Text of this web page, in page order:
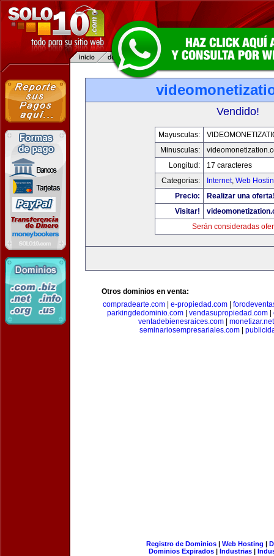
Vendido!
Mayusculas:
Minusculas:
Longitud:
17 caracteres
Categorias:
Internet, Web
Precio:
Realizar una
Visitar!
Serán consideradas
Otros dominios en venta:
compradearte.com
e-propiedad.com
parkingdedominio.com| vendasupropiedad.com|
ventadebienesraices.com
monetizar.net
seminariosempresariales.com
Registro de Dominios| Web Hosting |
Dominios Expirados | Industrias |